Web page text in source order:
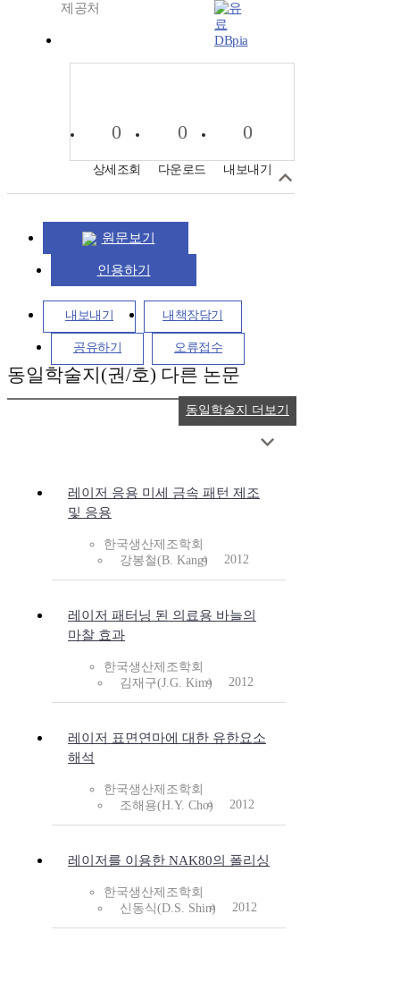
제공처
DBpia
0
상세조회
0
다운로드
0
내보내기
원문보기
인용하기
내보내기 내책장담기
공유하기 오류접수
동일학술지(권/호) 다른 논문
레이저 응용 미세 금속 패턴 제조
및 응용
한국생산제조학회
강봉철(B. Kang)
2012
레이저 패터닝 된 의료용 바늘의
마찰 효과
한국생산제조학회
김재구(J.G. Kim)
2012
레이저 표면연마에 대한 유한요소
해석
한국생산제조학회
조해용(H.Y. Cho)
2012
레이저를 이용한 NAK80의 폴리싱
한국생산제조학회
신동식(D.S. Shin)
2012
동일학술지 더보기